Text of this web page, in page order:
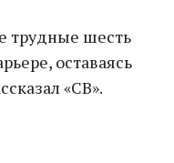
трудные шесть
оставаясь
«СВ».